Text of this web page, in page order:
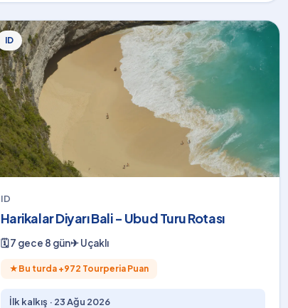
ID
ID
Harikalar Diyarı Bali - Ubud Turu Rotası
🗓7 gece 8 gün✈Uçaklı
★ Bu turda +972 Tourperia Puan
İlk kalkış · 23 Ağu 2026